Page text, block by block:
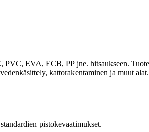
EVA, ECB, PP jne. hitsaukseen.
kattorakentaminen ja muut alat.
pistokevaatimukset.